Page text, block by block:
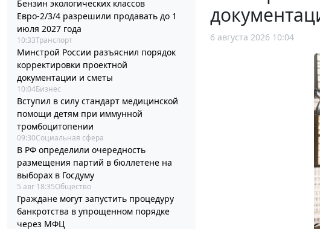
Бензин экологических классов
Евро-2/3/4 разрешили продавать до 1
июля 2027 года
10:33Транспорт
Минстрой России разъяснил порядок
корректировки проектной
документации и сметы
10:04Бизнес
Вступил в силу стандарт медицинской
помощи детям при иммунной
тромбоцитопении
09:30Социальная сфера
В РФ определили очередность
размещения партий в бюллетене на
выборах в Госдуму
5 авг 18:35Общество
Граждане могут запустить процедуру
банкротства в упрощенном порядке
через МФЦ
6 августа 2026 10:04